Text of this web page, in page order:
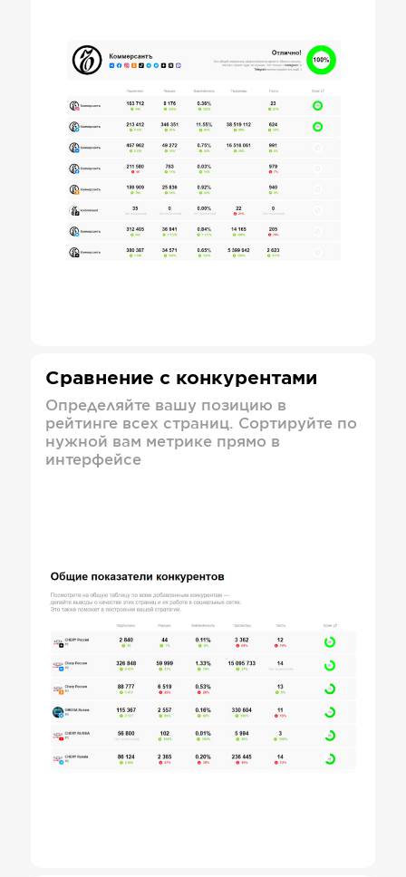
Сравнение с конкурентами
Определяйте вашу позицию в
рейтинге всех страниц. Сортируйте по
нужной вам метрике прямо в
интерфейсе